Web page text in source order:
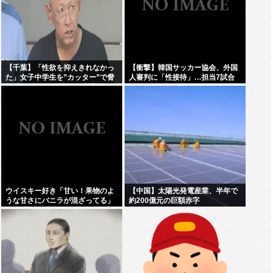
【千葉】「性欲を抑えきれなかっ
た」女子中学生を”カッター”で脅
し性的暴行か 56歳の男逮捕 2人に
【衝撃】韓国サッカー協会、外国
人審判に「性接待」…担当7試合
はまさかの無敗
ウイスキー好き「甘い！果物のよ
うな甘さにバニラが混ざってる」
わい「はぇー飲んでみるか」
【中国】太陽光発電産業、半年で
約200億元の巨額赤字